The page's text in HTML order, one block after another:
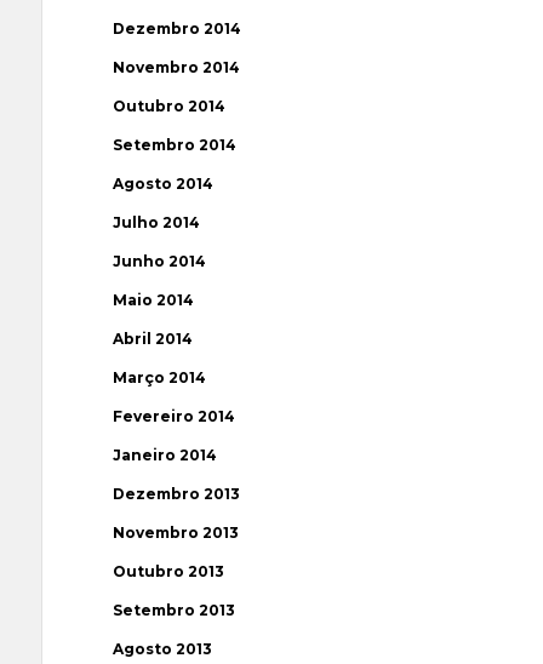
Dezembro 2014
Novembro 2014
Outubro 2014
Setembro 2014
Agosto 2014
Julho 2014
Junho 2014
Maio 2014
Abril 2014
Março 2014
Fevereiro 2014
Janeiro 2014
Dezembro 2013
Novembro 2013
Outubro 2013
Setembro 2013
Agosto 2013